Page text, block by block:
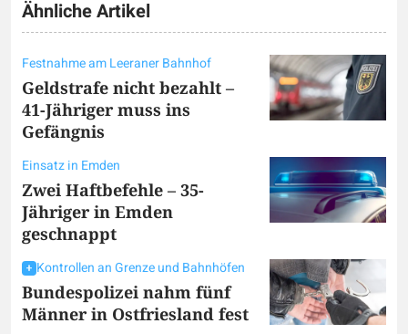
Ähnliche Artikel
Festnahme am Leeraner Bahnhof
Geldstrafe nicht bezahlt –
41-Jähriger muss ins
Gefängnis
Einsatz in Emden
Zwei Haftbefehle – 35-
Jähriger in Emden
geschnappt
Kontrollen an Grenze und Bahnhöfen
Bundespolizei nahm fünf
Männer in Ostfriesland fest